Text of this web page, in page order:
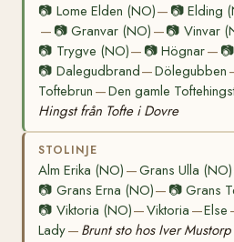
📷 Lome Elden (NO)— 📷Elding
— 📷Granvar (NO) —📷 Vinvar
📷 Trygve (NO)— 📷Högnar— 📷
📷 Dalegudbrand—Dölegubben
Toftebrun —Den gamle
Hingst från Tofte i Dovre
STOLINJE
Alm Erika (NO) —Grans Ulla (NO)
📷 Grans Erna (NO)— 📷Grans
📷 Viktoria (NO)—Viktoria —Else
Lady— Brunt sto hos Iver Mustorp